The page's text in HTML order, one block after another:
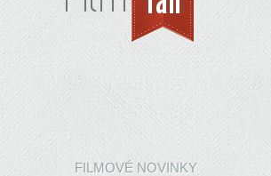
FILMOVÉ NOVINKY